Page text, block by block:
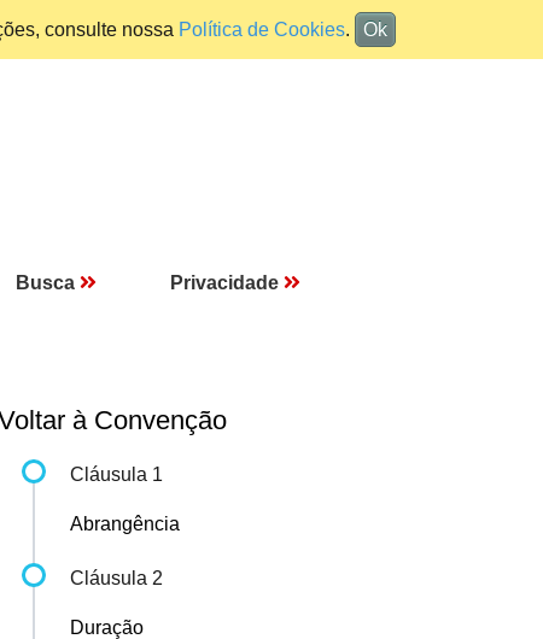
consulte nossa Política de Cookies. Ok
Busca Privacidade
à Convenção
Cláusula 1
Abrangência
Cláusula 2
Duração